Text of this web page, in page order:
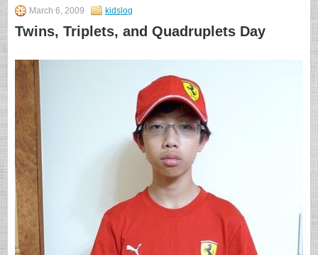
March 6, 2009 kidslog
Twins, Triplets, and Quadruplets Day